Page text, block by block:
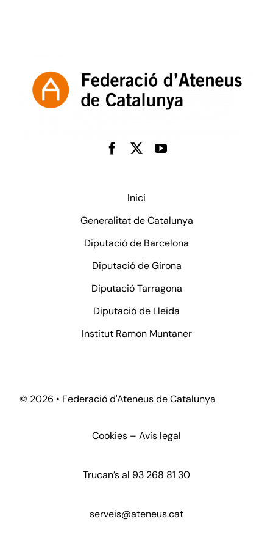
Inici
Generalitat de Catalunya
Diputació de Barcelona
Diputació de Girona
Diputació Tarragona
Diputació de Lleida
Institut Ramon Muntaner
© 2026 • Federació d'Ateneus de Catalunya
Cookies – Avís legal
Trucan’s al 93 268 81 30
serveis@ateneus.cat